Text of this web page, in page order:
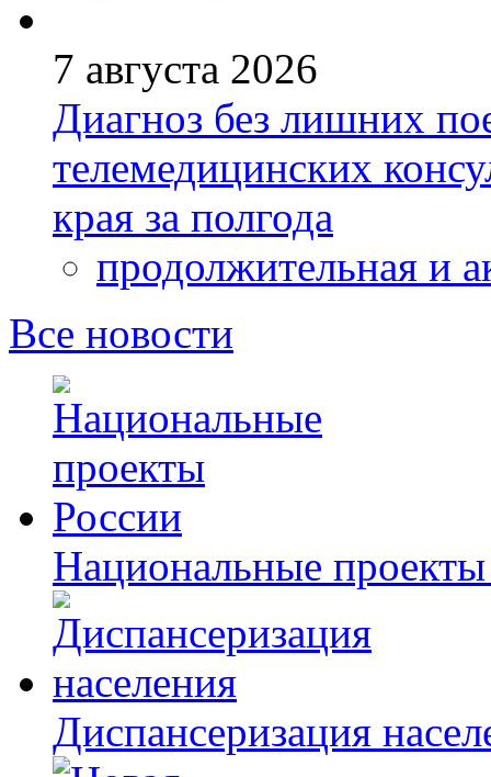
7 августа 2026
Диагноз без лишних
телемедицинских
края за полгода
продолжительная и
Все новости
Национальные
Диспансеризация